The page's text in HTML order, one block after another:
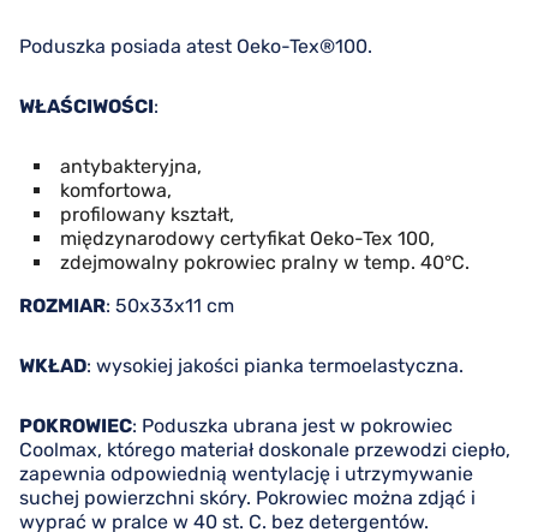
Poduszka posiada atest Oeko-Tex®100.
WŁAŚCIWOŚCI:
antybakteryjna,
komfortowa,
profilowany kształt,
międzynarodowy certyfikat Oeko-Tex 100,
zdejmowalny pokrowiec pralny w temp. 40°C.
ROZMIAR: 50x33x11 cm
WKŁAD: wysokiej jakości pianka termoelastyczna.
POKROWIEC: Poduszka ubrana jest w pokrowiec
Coolmax, którego materiał doskonale przewodzi ciepło,
zapewnia odpowiednią wentylację i utrzymywanie
suchej powierzchni skóry. Pokrowiec można zdjąć i
wyprać w pralce w 40 st. C. bez detergentów.